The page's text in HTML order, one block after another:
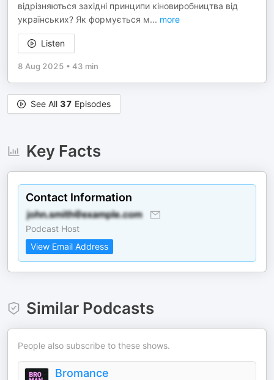
відрізняються західні принципи кіновиробництва від
українських? Як формується м... more
Listen
8 Aug 2025 • 43 min
See All 37 Episodes
Key Facts
Contact Information
Podcast Host
View Email Address
Similar Podcasts
People also subscribe to these shows.
Bromance